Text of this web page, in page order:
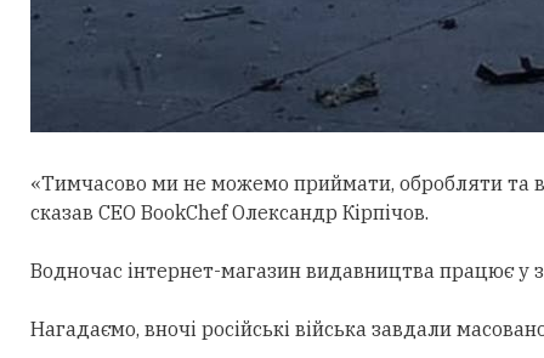
«Тимчасово ми не можемо приймати, обробляти та
сказав CEO BookChef Олександр Кірпічов.
Водночас інтернет-магазин видавництва працює у
Нагадаємо, вночі російські війська завдали